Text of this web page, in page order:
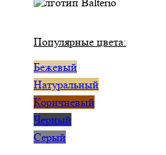
Популярные цвета:
Бежевый
Натуральный
Коричневый
Черный
Серый